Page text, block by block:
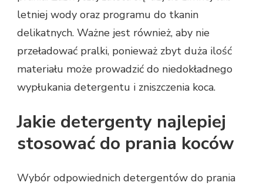
letniej wody oraz programu do tkanin
delikatnych. Ważne jest również, aby nie
przeładować pralki, ponieważ zbyt duża ilość
materiału może prowadzić do niedokładnego
wypłukania detergentu i zniszczenia koca.
Jakie detergenty najlepiej
stosować do prania koców
Wybór odpowiednich detergentów do prania